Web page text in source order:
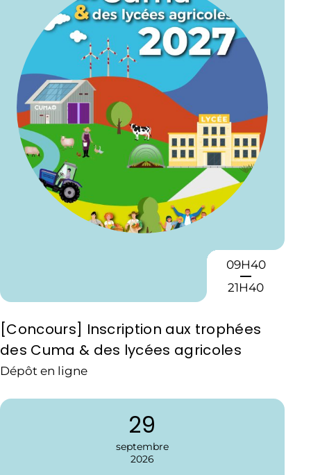
09H40
21H40
[Concours] Inscription aux trophées
des Cuma & des lycées agricoles
Dépôt en ligne
29
septembre
2026